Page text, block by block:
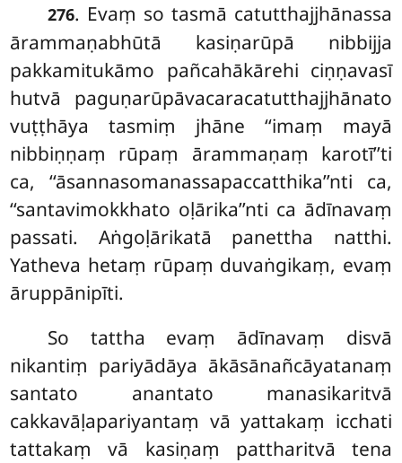
276. Evaṃ so tasmā catutthajjhānassa
ārammaṇabhūtā kasiṇarūpā nibbijja
pakkamitukāmo pañcahākārehi ciṇṇavasī
hutvā paguṇarūpāvacaracatutthajjhānato
vuṭṭhāya tasmiṃ jhāne ‘‘imaṃ mayā
nibbiṇṇaṃ rūpaṃ ārammaṇaṃ karotī’’ti
ca, ‘‘āsannasomanassapaccatthika’’nti ca,
‘‘santavimokkhato oḷārika’’nti ca ādīnavaṃ
passati. Aṅgoḷārikatā panettha natthi.
Yatheva hetaṃ rūpaṃ duvaṅgikaṃ, evaṃ
āruppānipīti.
So tattha evaṃ ādīnavaṃ disvā
nikantiṃ pariyādāya ākāsānañcāyatanaṃ
santato anantato manasikaritvā
cakkavāḷapariyantaṃ vā yattakaṃ icchati
tattakaṃ vā kasiṇaṃ pattharitvā tena